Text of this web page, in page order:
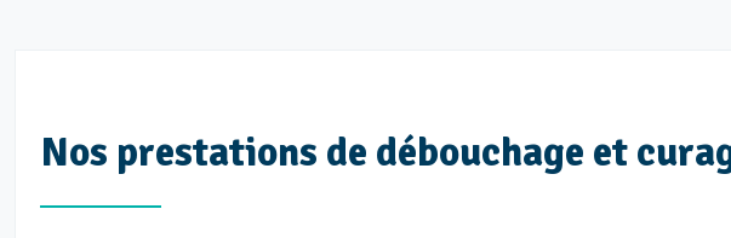
Nos prestations de débouchage et